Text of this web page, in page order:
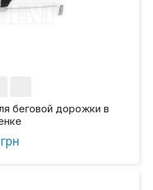
беговой дорожки в